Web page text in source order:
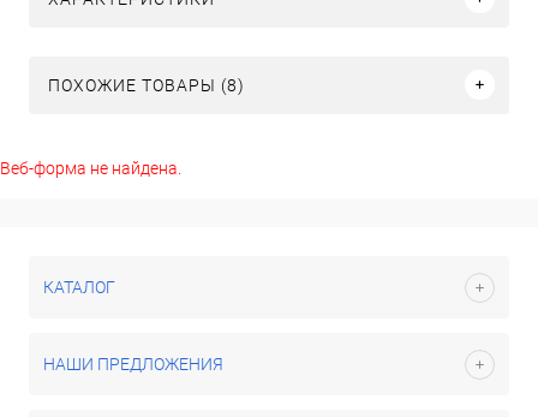
ПОХОЖИЕ ТОВАРЫ (8)
Веб-форма не найдена.
КАТАЛОГ
НАШИ ПРЕДЛОЖЕНИЯ